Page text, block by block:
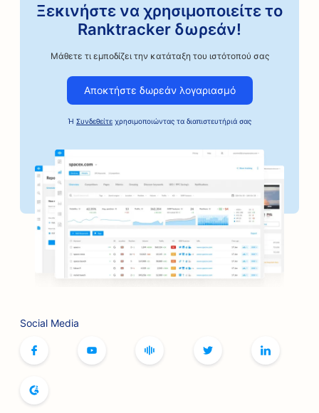
Ξεκινήστε να χρησιμοποιείτε το
Ranktracker δωρεάν!
Μάθετε τι εμποδίζει την κατάταξη του ιστότοπού σας
Αποκτήστε δωρεάν λογαριασμό
Ή Συνδεθείτε χρησιμοποιώντας τα διαπιστευτήριά σας
Social Media